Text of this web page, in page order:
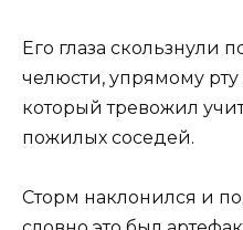
Его глаза скользнули
челюсти, упрямому
который тревожил
пожилых соседей.
Сторм наклонился и